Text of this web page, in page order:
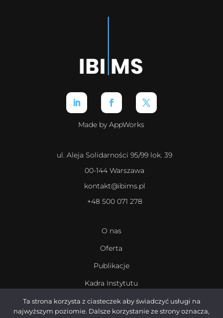
Made by AppWorks
ul. Aleja Solidarności 95/99 lok. 39
00-144 Warszawa
kontakt@ibims.pl
+48 500 071 278
O nas
Oferta
Publikacje
Kadra Instytutu
Kariera
Ta strona korzysta z ciasteczek aby świadczyć usługi na
najwyższym poziomie. Dalsze korzystanie ze strony oznacza,